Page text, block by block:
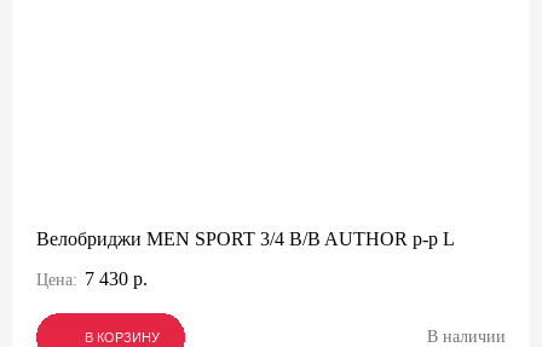
Велобриджи MEN SPORT 3/4 B/B AUTHOR р-р L
Цена: 7 430 р.
В КОРЗИНУ
В КОРЗИНУ
В КОРЗИНУ В наличии